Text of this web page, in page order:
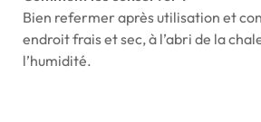
Bien refermer après utilisation et
endroit frais et sec, à l’abri de la
l’humidité.